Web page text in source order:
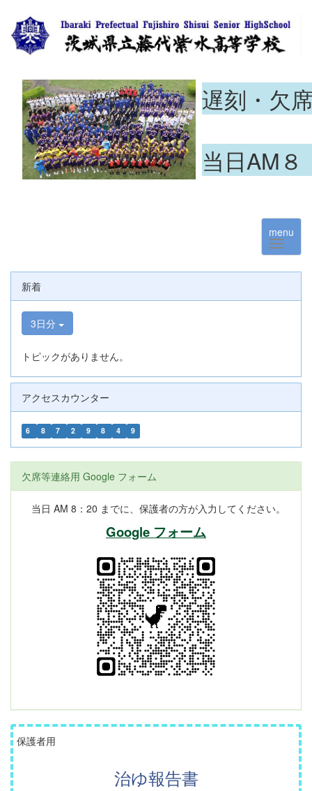
遅刻・欠
当日AM
menu
新着
3日分
トピックがありません。
アクセスカウンター
6 8 7 2 9 8 4 9
欠席等連絡用 Google フォーム
当日 AM 8：20 までに、保護者の方が入力してください。
Google フォーム
保護者用
治ゆ報告書